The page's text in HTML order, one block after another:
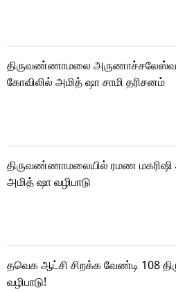
திருவண்ணாமலை
கோவிலில் அமித் ஷா சாமி தரிசனம்
திருவண்ணாமலையில் ரமண மகரிஷி
அமித் ஷா வழிபாடு
தவெக ஆட்சி சிறக்க வேண்டி 108
வழிபாடு!